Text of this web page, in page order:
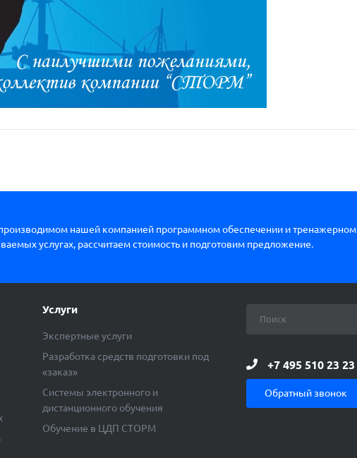
нашей компанией программном обеспечении и тренажерном
услугах, рассчитаем стоимость и подготовим предложение.
Услуги
Экспертные услуги
Разработка средств подготовки под
«заказ»
Системы электронного и
дистанционного обучения
Обучение в ЦДП СТОРМ
+7 495 510 23 23
Обратный звонок